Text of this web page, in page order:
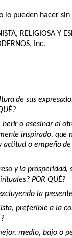
lo pueden hacer sin
RELIGIOSA Y
Inc.
de sus
o asesinar al
inspirado, que
actitud o empeño
y la
POR QUÉ?
la
preferible a la
medio, bajo o